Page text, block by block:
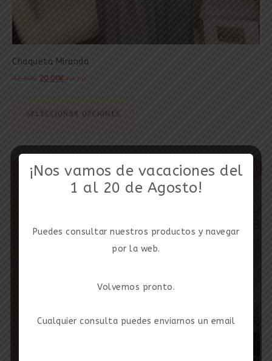
Chaqueta Miranda
42.90€ 20.00€ IVA inc.
SELECCIONAR OPCIONES
¡Oferta!
¡Nos vamos de vacaciones del
1 al 20 de Agosto!
Puedes consultar nuestros productos y navegar
por la web.
Volvemos pronto.
Cualquier consulta puedes enviarnos un email